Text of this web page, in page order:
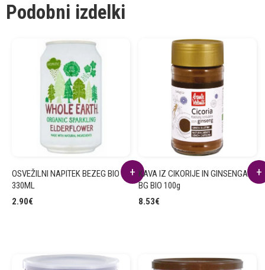
Podobni izdelki
OSVEŽILNI NAPITEK BEZEG BIO
330ML
2.90€
KAVA IZ CIKORIJE IN GINSENGA
BG BIO 100g
8.53€